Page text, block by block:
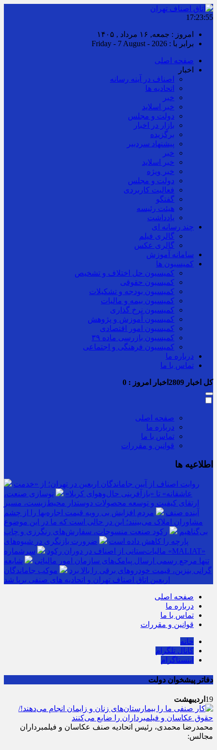
17:23:56
امروز : جمعه, ۱۶ مرداد , ۱۴۰۵
برابر با : Friday - 7 August - 2026
صفحه اصلی
اخبار
اصناف در آینه رسانه
اتحادیه ها
خبر
خبر اسلايد
دولت و مجلس
بازار در اخبار
برگزیده
پیشنهاد سردبیر
خبر
خبر اسلايد
خبر ویژه
دولت و مجلس
فعالیت کاربردی
گفتگو
هیئت رئیسه
یادداشت
چند رسانه ای
گالری فیلم
گالری عکس
سامانه آموزش
کمیسیون ها
کمیسیون حل اختلاف و تشخیص
کمیسیون حقوقی
کمیسیون بودجه و تشکیلات
کمیسیون بیمه و مالیات
کمیسیون نرخ گذاری
کمیسیون آموزش و پژوهش
کمیسیون امور اقتصادی
کمیسیون بازرسی ماده ۳۹
کمیسیون فرهنگی و اجتماعی
درباره ما
تماس با ما
کل اخبار اخبار امروز : 0
صفحه اصلی
درباره ما
تماس با ما
قوانین و مقررات
اطلاعیه ها
روایت اصناف از آیین جاماندگان اربعین در تهران؛ از «خدمت
عاشقانه» تا «بازآفرینی حال‌وهوای کربلا»
نوسازی صنعت،
ارتقای کیفیت و توسعه محصولات دوستدار محیط‌زیست، مسیر
آینده صنف
مردم افزایش بی رویه قیمت اجاره‌بها را از چشم
مشاوران املاک می‌بینند؛ این در حالی است که ما در این موضوع
بی‌گناهیم
رکود صنعت منسوجات، سفارش‌های رنگرزی و چاپ
پارچه را کاهش داده است
ضرورت بازنگری در شیوه‌های
مالیات‌ستانی از اصناف در دوران رکود
سرشماره «MALIAT»
تنها مرجع رسمی ارسال پیامک‌های سازمان امور مالیاتی
شایعه
گرانی بنزین، قیمت خودروهای برقی را بالا برد
موکب جاماندگان
اربعین اتاق اصناف تهران و اتحادیه های صنفی برپا شد
صفحه اصلی
درباره ما
تماس با ما
قوانین و مقررات
خانه
کانال تلگرام
اینستاگرام
دفاتر پیشخوان دولت
19 اردیبهشت
محمدرضا محمدی، رئیس اتحادیه صنف عکاسان و فیلمبرداران
مجالس: